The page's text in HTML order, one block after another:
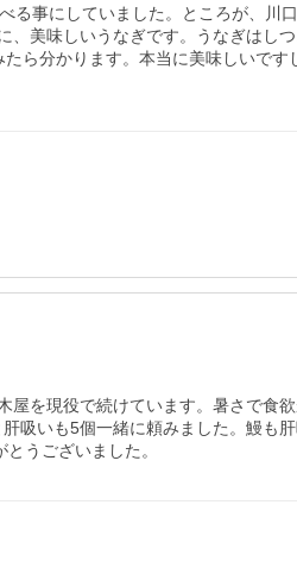
事にしていました。ところが、川
美味しいうなぎです。うなぎはし
ら分かります。本当に美味しいです
を現役で続けています。暑さで食
吸いも5個一緒に頼みました。鰻も
うございました。